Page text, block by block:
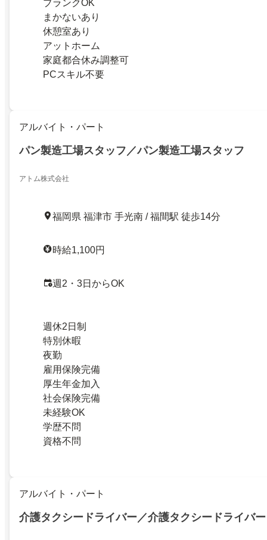
ブランクOK
まかないあり
休憩室あり
アットホーム
家庭都合休み調整可
PCスキル不要
アルバイト・パート
パン製造工場スタッフ／パン製造工場スタッフ
アトム株式会社
福岡県 福津市 手光南 / 福間駅 徒歩14分
時給1,100円
週2・3日からOK
週休2日制
特別休暇
夜勤
雇用保険完備
厚生年金加入
社会保険完備
未経験OK
学歴不問
資格不問
アルバイト・パート
介護タクシードライバー／介護タクシードライバー